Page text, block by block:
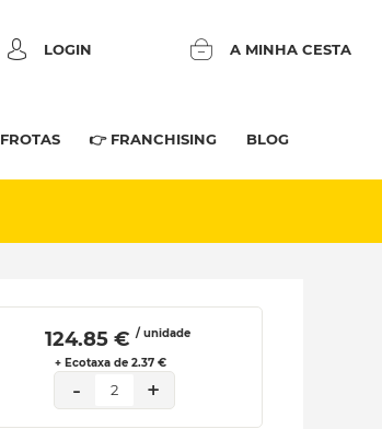
LOGIN A MINHA CESTA
FROTAS 👉 FRANCHISING BLOG
124.85 € / unidade
+ Ecotaxa de 2.37 €
- 2 +